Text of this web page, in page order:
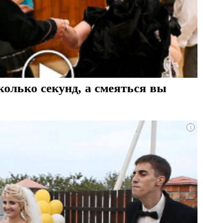
секунд, а смеяться вы
i